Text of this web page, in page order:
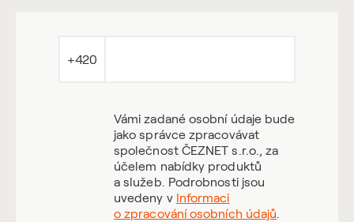
+420
Vámi zadané osobní údaje bude
jako správce zpracovávat
společnost ČEZNET s.r.o., za
účelem nabídky produktů
a služeb. Podrobnosti jsou
uvedeny v Informaci
o zpracování osobních údajů.